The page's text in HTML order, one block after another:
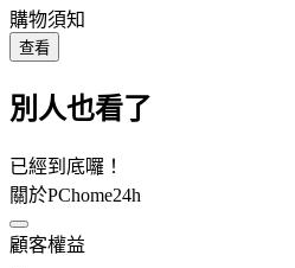
購物須知
查看
別人也看了
已經到底囉！
關於PChome24h
顧客權益